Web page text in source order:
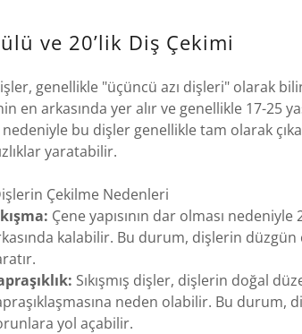
ve 20’lik Diş Çekimi
genellikle "üçüncü azı dişleri" olarak
en arkasında yer alır ve genellikle 17-25
nedeniyle bu dişler genellikle tam olarak
yaratabilir.
Çekilme Nedenleri
Çene yapısının dar olması
kalabilir. Bu durum, dişlerin düzgün
Sıkışmış dişler, dişlerin doğal
neden olabilir. Bu durum,
yol açabilir.